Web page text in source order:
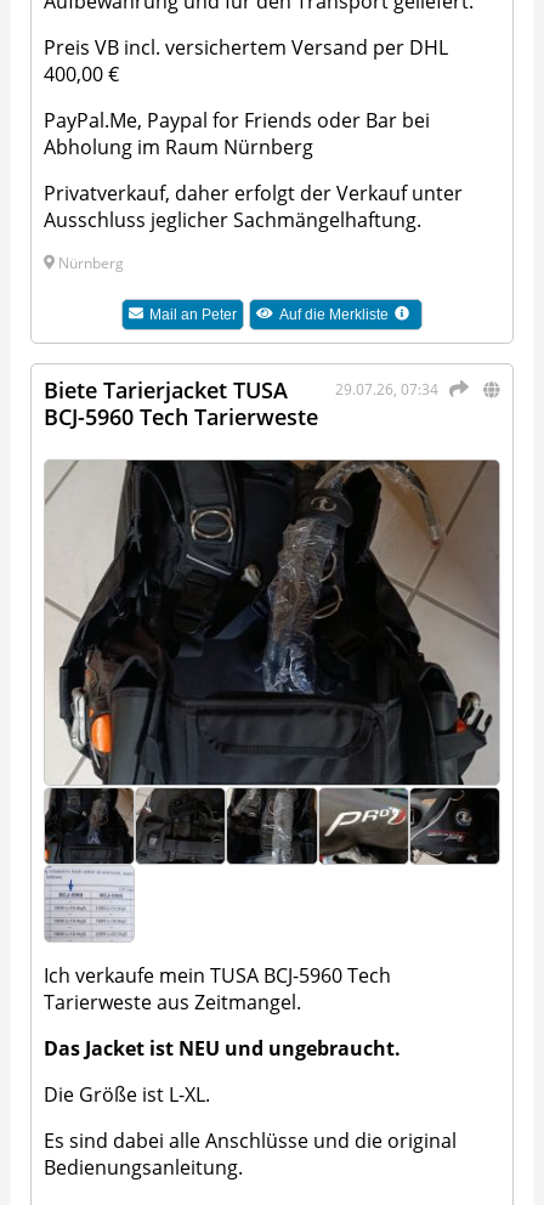
Preis VB incl. versichertem Versand per DHL
400,00 €
PayPal.Me, Paypal for Friends oder Bar bei
Abholung im Raum Nürnberg
Privatverkauf, daher erfolgt der Verkauf unter
Ausschluss jeglicher Sachmängelhaftung.
Nürnberg
Mail an Peter Auf die Merkliste
29.07.26, 07:34
Biete Tarierjacket TUSA
BCJ-5960 Tech Tarierweste
Ich verkaufe mein TUSA BCJ-5960 Tech
Tarierweste aus Zeitmangel.
Das Jacket ist NEU und ungebraucht.
Die Größe ist L-XL.
Es sind dabei alle Anschlüsse und die original
Bedienungsanleitung.